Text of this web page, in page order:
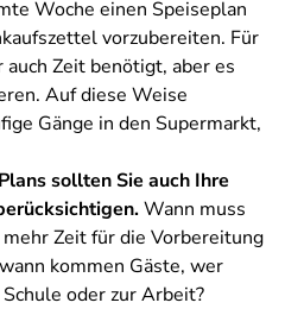
Woche einen Speiseplan
vorzubereiten. Für
Zeit benötigt, aber es
Auf diese Weise
Gänge in den Supermarkt,
sollten Sie auch Ihre
Wann muss
Zeit für die Vorbereitung
kommen Gäste, wer
oder zur Arbeit?